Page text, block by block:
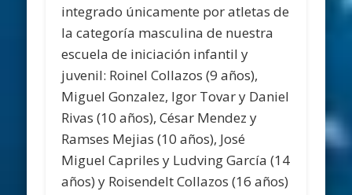
integrado únicamente por atletas de
la categoría masculina de nuestra
escuela de iniciación infantil y
juvenil: Roinel Collazos (9 años),
Miguel Gonzalez, Igor Tovar y Daniel
Rivas (10 años), César Mendez y
Ramses Mejias (10 años), José
Miguel Capriles y Ludving García (14
años) y Roisendelt Collazos (16 años)